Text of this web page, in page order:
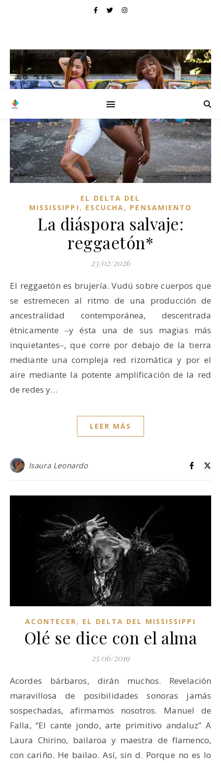
EL DELTA DEL
MISSISSIPPI , ESCUCHA, PENSAMIENTO
La diáspora salvaje:
reggaetón*
23/02/2026
El reggaetón es brujería. Vudú sobre cuerpos que
se estremecen al ritmo de una producción de
ancestralidad contemporánea, descentrada
étnicamente ‒y ésta una de sus magias más
inquietantes‒, que corre por debajo de la tierra
mediante una compleja red rizomática y por el
aire mediante la potente amplificación de la red
de redes y…
LEER MÁS
Isaura Leonardo
ACONTECER, EL DELTA DEL MISSISSIPPI
Olé se dice con el alma
25/06/2019
Acordes bárbaros, dirán muchos. Revelación
maravillosa de posibilidades sonoras jamás
sospechadas, afirmamos nosotros. Manuel de
Falla, “El cante jondo, arte primitivo andaluz” A
Laura Chirino, bailaroa y maestra de flamenco,
con cariño. He bailao. Así, sin d. Porque no es lo